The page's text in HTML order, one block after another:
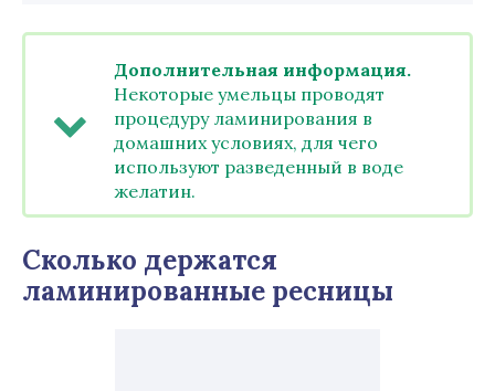
Дополнительная информация.
Некоторые умельцы проводят
процедуру ламинирования в
домашних условиях, для чего
используют разведенный в воде
желатин.
Сколько держатся
ламинированные ресницы